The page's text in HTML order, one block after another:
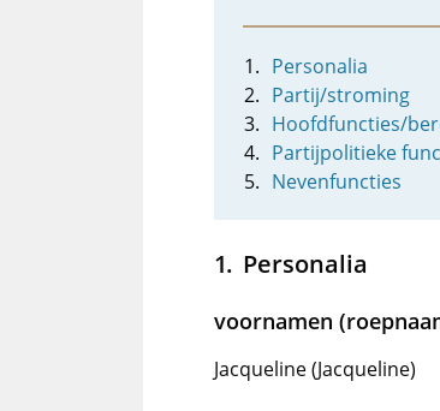
Personalia
Partij/stroming
Hoofdfuncties/
Partijpolitieke
Nevenfuncties
Personalia
voornamen
Jacqueline (Jacqueline)